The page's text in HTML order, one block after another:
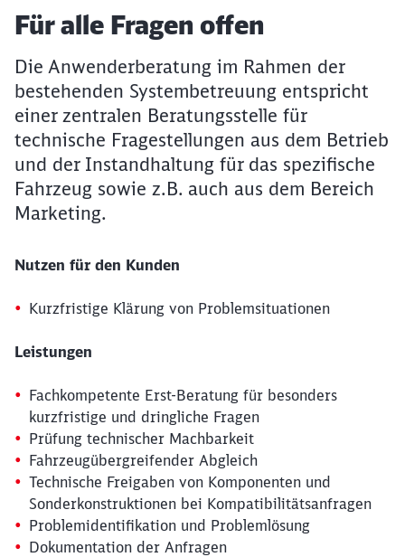
Zulassungsmanagement
Artikel:
Für alle Fragen offen
Die Anwenderberatung im Rahmen der
bestehenden Systembetreuung entspricht
einer zentralen Beratungsstelle für
technische Fragestellungen aus dem Betrieb
und der Instandhaltung für das spezifische
Fahrzeug sowie z.B. auch aus dem Bereich
Marketing.
Nutzen für den Kunden
Kurzfristige Klärung von Problemsituationen
Leistungen
Fachkompetente Erst-Beratung für besonders
kurzfristige und dringliche Fragen
Prüfung technischer Machbarkeit
Fahrzeugübergreifender Abgleich
Technische Freigaben von Komponenten und
Sonderkonstruktionen bei Kompatibilitätsanfragen
Problemidentifikation und Problemlösung
Dokumentation der Anfragen